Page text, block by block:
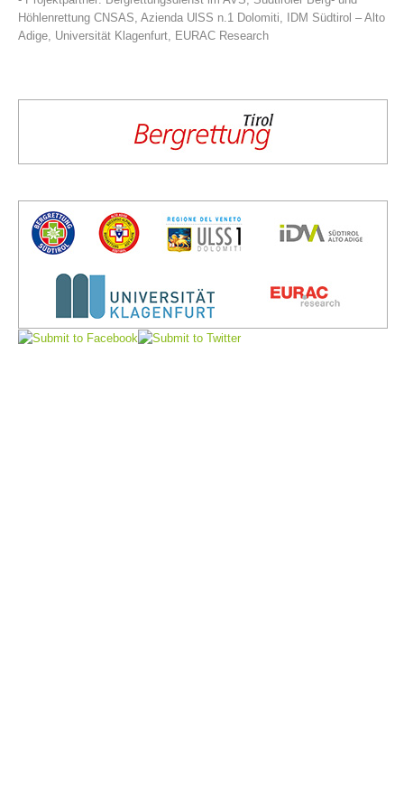
Direction
Höhlenrettung CNSAS, Azienda UlSS n.1 Dolomiti, IDM Südtirol – Alto
Adige, Universität Klagenfurt, EURAC Research